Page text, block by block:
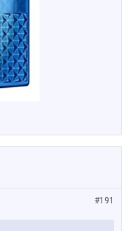
#191